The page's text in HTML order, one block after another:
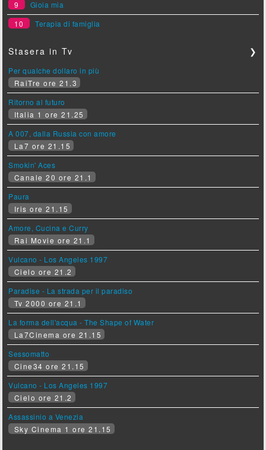
9
Gioia mia
10
Terapia di famiglia
Stasera in Tv ❯
Per qualche dollaro in più
RaiTre ore 21.3
Ritorno al futuro
Italia 1 ore 21.25
A 007, dalla Russia con amore
La7 ore 21.15
Smokin' Aces
Canale 20 ore 21.1
Paura
Iris ore 21.15
Amore, Cucina e Curry
Rai Movie ore 21.1
Vulcano - Los Angeles 1997
Cielo ore 21.2
Paradise - La strada per il paradiso
Tv 2000 ore 21.1
La forma dell'acqua - The Shape of Water
La7Cinema ore 21.15
Sessomatto
Cine34 ore 21.15
Vulcano - Los Angeles 1997
Cielo ore 21.2
Assassinio a Venezia
Sky Cinema 1 ore 21.15